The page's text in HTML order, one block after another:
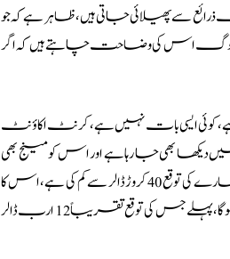
ذرائع سے پھیلائی جاتی ہیں، ظاہر ہے کہ جو
ہے، لوگ اس کی وضاحت چاہتے ہیں کہ اگر
کوئی ایسی بات نہیں ہے، کرنٹ اکاؤنٹ
بھی جا رہا ہے اور اس کو مینج بھی
کیا جا رہا ہے، ستمبر کے مہینے میں 31 کروڑ 60 ڈالر پر آچکا ہے، اکتوبر میں بھی اس خسارے کی توقع 40 کروڑ ڈالر سے کم کی ہے، اس کا
مطلب ہے کہ اگر یہی رفتار رہی تو سال میں کرنٹ اکاؤنٹ خسارہ 5 سے 6 ارب ڈالر ہو گا، پہلے جس کی توقع تقریباً 12 ارب ڈالر